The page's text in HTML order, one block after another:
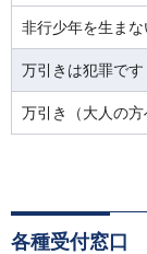
非行少年を生ま
万引きは犯罪です
万引き（大人の方
各種受付窓口